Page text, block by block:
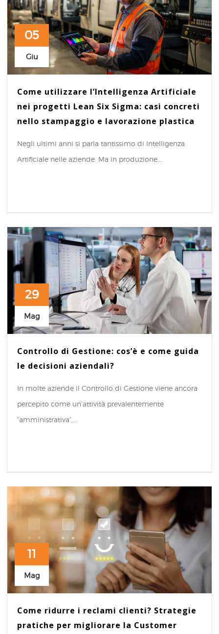
05
Giu
Come utilizzare l’Intelligenza Artificiale
nei progetti Lean Six Sigma: casi concreti
nello stampaggio e lavorazione plastica
Negli ultimi anni si parla tantissimo di Intelligenza
Artificiale nelle aziende. Ma in produzione,…
29
Mag
Controllo di Gestione: cos’è e come guida
le decisioni aziendali?
In molte aziende il Controllo di Gestione viene ancora
percepito come un’attività prevalentemente
“amministrativa”,…
11
Mag
Come ridurre i reclami clienti? Strategie
pratiche per migliorare la Customer